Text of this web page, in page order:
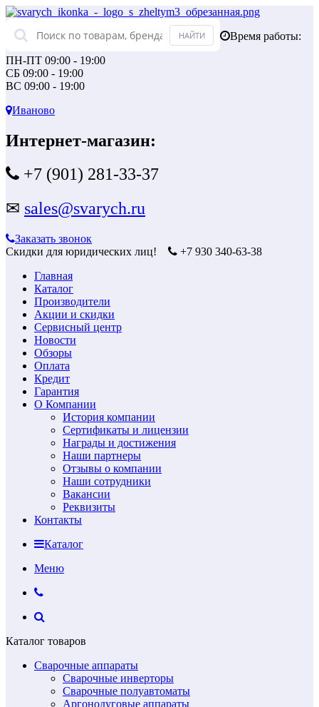
Время работы:
ПН-ПТ 09:00 - 19:00
СБ 09:00 - 19:00
ВС 09:00 - 19:00
Иваново
Интернет-магазин:
+7 (901) 281-33-37
✉ sales@svarych.ru
Заказать звонок
Скидки для юридических лиц!
+7 930 340-63-38
Главная
Каталог
Производители
Акции и скидки
Сервисный центр
Новости
Обзоры
Оплата
Кредит
Гарантия
О Компании
История компании
Сертификаты и лицензии
Награды и достижения
Наши партнеры
Отзывы о компании
Наши сотрудники
Вакансии
Реквизиты
Контакты
Каталог
Меню
Каталог товаров
Сварочные аппараты
Сварочные инверторы
Сварочные полуавтоматы
Аргонодуговые аппараты